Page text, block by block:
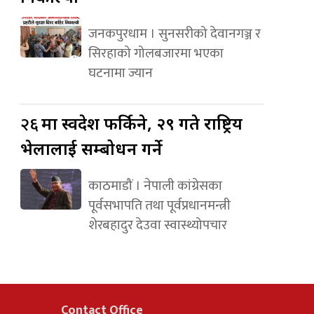
जनकपुरधाम । सुनसरीको देवानगञ्ज र
सिरहाको गोलबजारमा भएका
घटनामा ज्यान
२६मा स्वदेश फर्किने, २९ गते राष्ट्रिय
भेलालाई सम्बोधन गर्ने
काठमाडौं । नेपाली कांग्रेसका
पूर्वसभापति तथा पूर्वप्रधानमन्त्री
शेरबहादुर देउवा स्वास्थ्योपचार